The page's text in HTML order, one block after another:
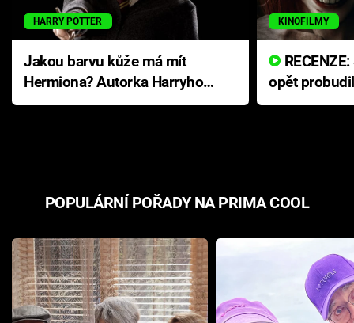
HARRY POTTER
Jakou barvu kůže má mít
Hermiona? Autorka Harryho
Pottera přišla s ráznou
KINOFILMY
opět
přichází s
POPULÁRNÍ POŘADY NA PRIMA COOL